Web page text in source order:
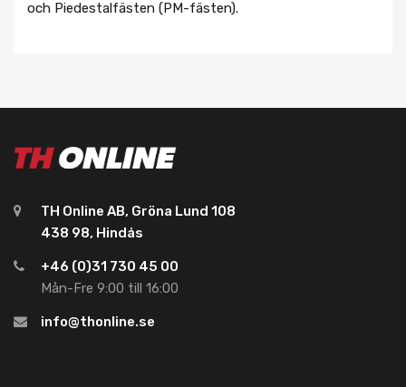
och Piedestalfästen (PM-fästen).
TH Online AB, Gröna Lund 108
438 98, Hindås
+46 (0)31 730 45 00
Mån-Fre 9:00 till 16:00
info@thonline.se